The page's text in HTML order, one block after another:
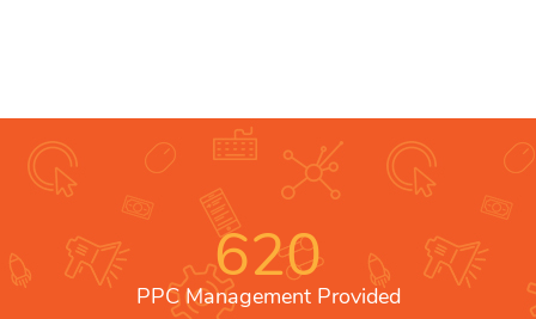
620
PPC Management Provided